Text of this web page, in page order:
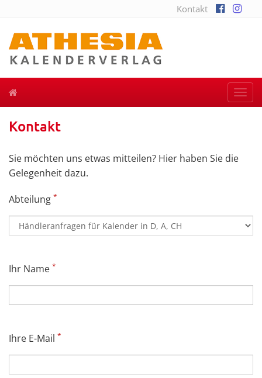
Kontakt
Kontakt
Sie möchten uns etwas mitteilen? Hier haben Sie die
Gelegenheit dazu.
Abteilung *
Ihr Name *
Ihre E-Mail *